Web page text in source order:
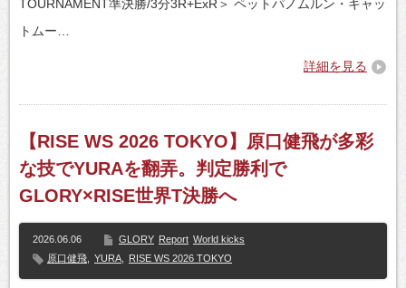
TOURNAMENT準決勝/3分3R+ExR＞ ペットパノムルン・キャッ
トムー…
詳細を見る
【RISE WS 2026 TOKYO】原口健飛が多彩
な技でYURAを翻弄。判定勝利で
GLORY×RISE世界T決勝へ
2026.06.06 GLORY Report World kicks
原口健飛
YURA RISE WS 2026 TOKYO